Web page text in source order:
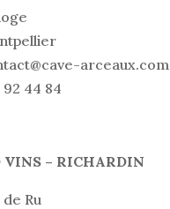
arceaux.com
44 84
VINS – RICHARDIN
Ru